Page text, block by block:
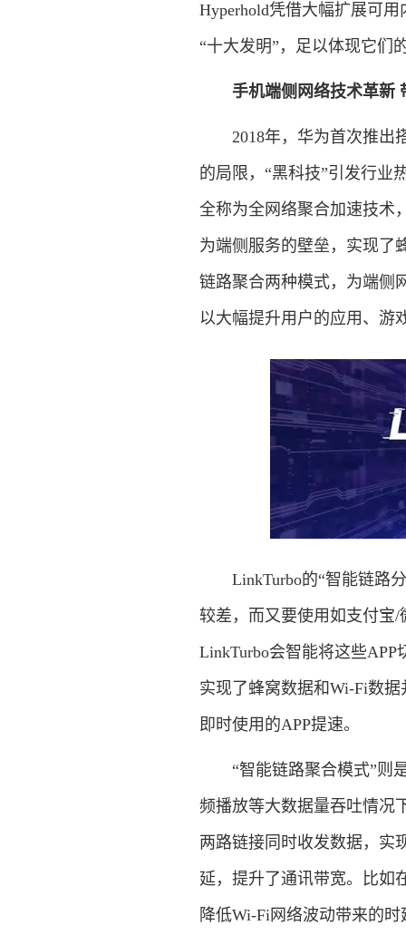
Hyperhold凭借大幅扩展可
“十大发明”，足以体现它们
手机端侧网络技术革新
2018年，华为首次推出搭
的局限，“黑科技”引发行业
全称为全网络聚合加速技术
为端侧服务的壁垒，实现了
链路聚合两种模式，为端侧
以大幅提升用户的应用、游
LinkTurbo的“智能链路分
较差，而又要使用如支付宝
LinkTurbo会智能将这些
实现了蜂窝数据和Wi-Fi数
即时使用的APP提速。
“智能链路聚合模式”则是
频播放等大数据量吞吐情况
两路链接同时收发数据，实
延，提升了通讯带宽。比如
降低Wi-Fi网络波动带来的